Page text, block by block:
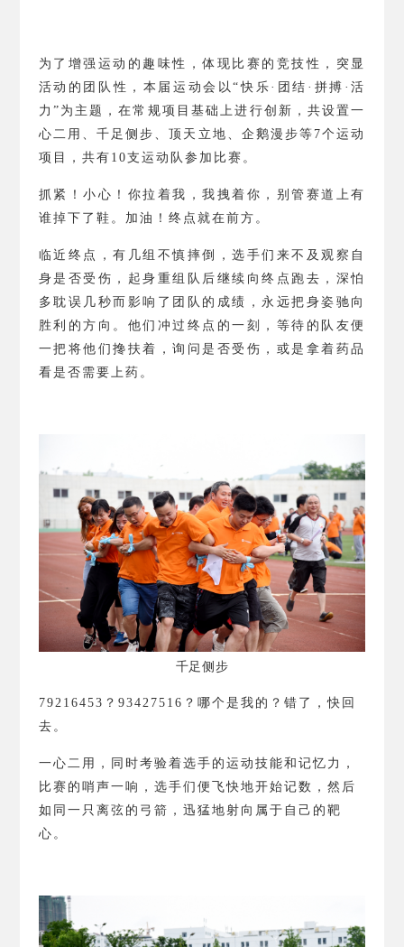
为了增强运动的趣味性，体现比赛的竞技性，突显
活动的团队性，本届运动会以“快乐·团结·拼搏·活
力”为主题，在常规项目基础上进行创新，共设置一
心二用、千足侧步、顶天立地、企鹅漫步等 7个运动
项目，共有 10支运动队参加比赛。
抓紧！小心！你拉着我，我拽着你，别管赛道上有
谁掉下了鞋。加油！终点就在前方。
临近终点，有几组不慎摔倒，选手们来不及观察自
身是否受伤，起身重组队后继续向终点跑去，深怕
多耽误几秒而影响了团队的成绩，永远把身姿驰向
胜利的方向。他们冲过终点的一刻，等待的队友便
一把将他们搀扶着，询问是否受伤，或是拿着药品
看是否需要上药。
千足侧步
79216453 ？ 93427516 ？ 哪个是我的？错了，快回
去。
一心二用，同时考验着选手的运动技能和记忆力，
比赛的哨声一响，选手们便飞快地开始记数，然后
如同一只离弦的弓箭，迅猛地射向属于自己的靶
心。